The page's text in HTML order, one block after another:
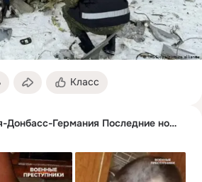
Класс
Поехали Россия-Донбасс-Германия Последние новости